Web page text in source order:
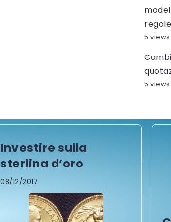
5 views
5 views
Investire sulla
sterlina d’oro
08/12/2017